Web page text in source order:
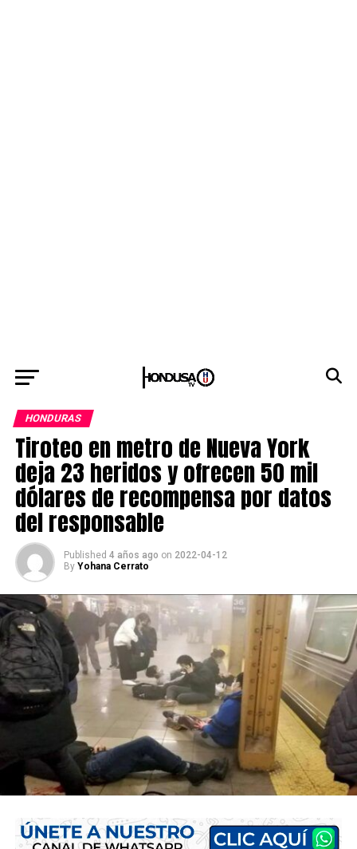
HONDURAS
Tiroteo en metro de Nueva York
deja 23 heridos y ofrecen 50 mil
dólares de recompensa por datos
del responsable
Published 4 años ago on 2022-04-12
By Yohana Cerrato